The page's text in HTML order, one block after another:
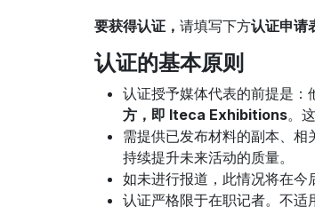
要获得认证， 请填写下方认证申请
认证的基本原则
认证授予媒体代表的前提是：
方，即 Iteca Exhibitions。
需提供已发布材料的副本、
持续提升未来活动的质量。
如未进行报道，此情况将在今
认证严格限于在职记者。不适